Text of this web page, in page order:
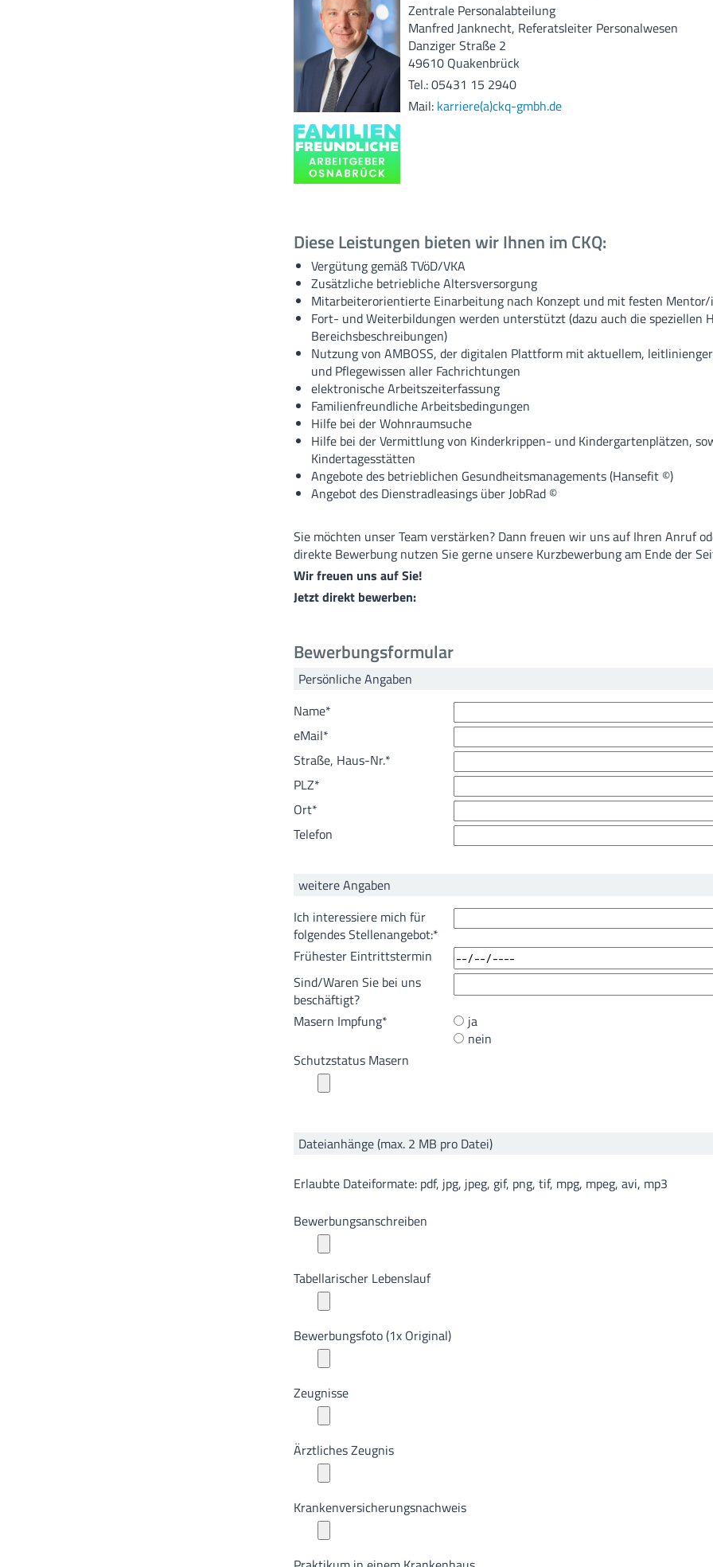
Zentrale Personalabteilung
Manfred Janknecht, Referatsleiter Personalwesen
Danziger Straße 2
49610 Quakenbrück
Tel.: 05431 15 2940
Mail: karriere(a)ckq-gmbh.de
Diese Leistungen bieten wir Ihnen im CKQ:
Vergütung gemäß TVöD/VKA
Zusätzliche betriebliche Altersversorgung
Mitarbeiterorientierte Einarbeitung nach Konzept und mit festen Mentor/
Fort- und Weiterbildungen werden unterstützt (dazu auch die speziellen
Bereichsbeschreibungen)
Nutzung von AMBOSS, der digitalen Plattform mit aktuellem,
und Pflegewissen aller Fachrichtungen
elektronische Arbeitszeiterfassung
Familienfreundliche Arbeitsbedingungen
Hilfe bei der Wohnraumsuche
Hilfe bei der Vermittlung von Kinderkrippen- und Kindergartenplätzen,
Kindertagesstätten
Angebote des betrieblichen Gesundheitsmanagements (Hansefit ©)
Angebot des Dienstradleasings über JobRad ©
Sie möchten unser Team verstärken? Dann freuen wir uns auf Ihren Anruf
direkte Bewerbung nutzen Sie gerne unsere Kurzbewerbung am Ende der
Wir freuen uns auf Sie!
Jetzt direkt bewerben:
Bewerbungsformular
Persönliche Angaben
Name*
eMail*
Straße, Haus-Nr.*
PLZ*
Ort*
Telefon
weitere Angaben
Ich interessiere mich für
folgendes Stellenangebot:*
Frühester Eintrittstermin
Sind/Waren Sie bei uns
beschäftigt?
Masern Impfung*
ja
nein
Schutzstatus Masern
Dateianhänge (max. 2 MB pro Datei)
Erlaubte Dateiformate: pdf, jpg, jpeg, gif, png, tif, mpg, mpeg, avi, mp3
Bewerbungsanschreiben
Tabellarischer Lebenslauf
Bewerbungsfoto (1x Original)
Zeugnisse
Ärztliches Zeugnis
Krankenversicherungsnachweis